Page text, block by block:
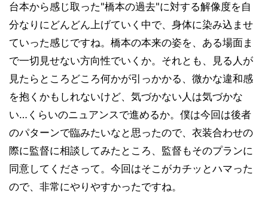
台本から感じ取った"橋本の過去"に対する解像度を自
分なりにどんどん上げていく中で、身体に染み込ませ
ていった感じですね。橋本の本来の姿を、ある場面ま
で一切見せない方向性でいくか。それとも、見る人が
見たらところどころ何かが引っかかる、微かな違和感
を抱くかもしれないけど、気づかない人は気づかな
い…くらいのニュアンスで進めるか。僕は今回は後者
のパターンで臨みたいなと思ったので、衣装合わせの
際に監督に相談してみたところ、監督もそのプランに
同意してくださって。今回はそこがカチッとハマった
ので、非常にやりやすかったですね。